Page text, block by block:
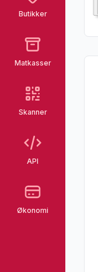
Butikker
Matkasser
Skanner
API
Økonomi